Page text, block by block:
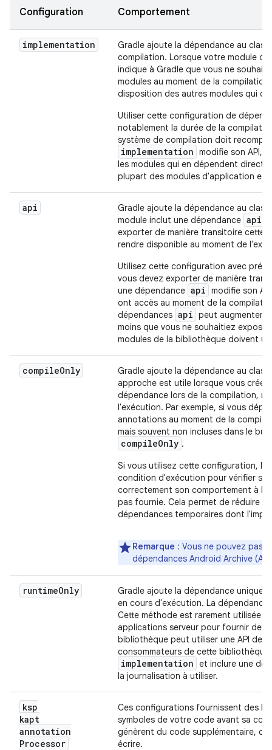
Configuration Comportement
implementation
Gradle ajoute la dépendance au
compilation. Lorsque votre module
indique à Gradle que vous ne
modules au moment de la
disposition des autres modules qui
Utiliser cette configuration de
notablement la durée de la
système de compilation doit
implementation modifie son API,
les modules qui en dépendent
plupart des modules d'application et
api
Gradle ajoute la dépendance au
module inclut une dépendance api
exporter de manière transitoire cette
rendre disponible au moment de
Utilisez cette configuration avec
vous devez exporter de manière
une dépendance api modifie son
ont accès au moment de la
dépendances api peut augmenter
moins que vous ne souhaitiez
modules de la bibliothèque doivent
compileOnly
Gradle ajoute la dépendance au
approche est utile lorsque vous
dépendance lors de la compilation,
l'exécution. Par exemple, si vous
annotations au moment de la
mais souvent non incluses dans le
compileOnly .
Si vous utilisez cette configuration,
condition d'exécution pour vérifier si
correctement son comportement à la
pas fournie. Cela permet de réduire
dépendances temporaires dont
Remarque : Vous ne pouvez pas
dépendances Android Archive
runtimeOnly
Gradle ajoute la dépendance
en cours d'exécution. La
Cette méthode est rarement utilisée
applications serveur pour fournir des
bibliothèque peut utiliser une API de
consommateurs de cette
implementation et inclure une
la journalisation à utiliser.
ksp
kapt
annotation
Processor
Ces configurations fournissent des
symboles de votre code avant sa
génèrent du code supplémentaire,
écrire.